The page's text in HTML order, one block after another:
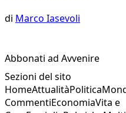
di Marco Iasevoli
Abbonati ad Avvenire
Sezioni del sito
HomeAttualitàPolitica
CommentiEconomiaVita e